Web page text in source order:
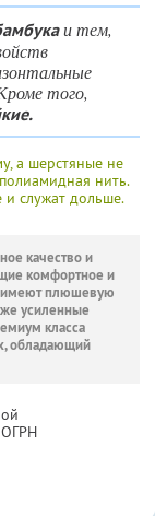
и тем,
того,
а шерстяные не
нить.
и служат дольше.
качество и
комфортное и
имеют плюшевую
усиленные
класса
обладающий
ОГРН